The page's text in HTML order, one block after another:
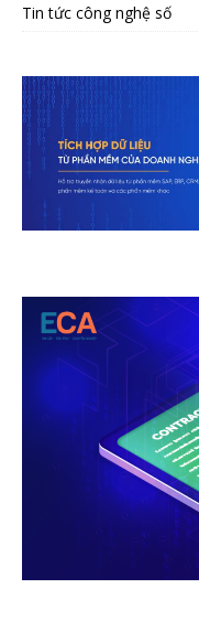
Tin tức công nghệ số